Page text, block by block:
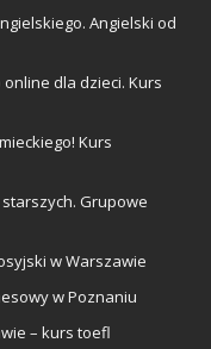
Angielski od
dla dzieci. Kurs
Kurs
Grupowe
w Warszawie
w Poznaniu
– kurs toefl